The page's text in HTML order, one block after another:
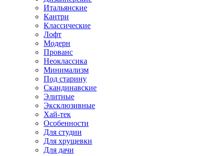
Итальянские
Кантри
Классические
Лофт
Модерн
Прованс
Неоклассика
Минимализм
Под старину
Скандинавские
Элитные
Эксклюзивные
Хай-тек
Особенности
Для студии
Для хрущевки
Для дачи